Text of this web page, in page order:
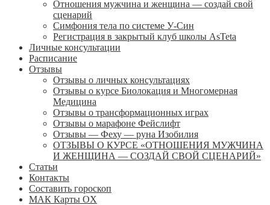
Отношения мужчина и женщина — создай свой
сценарий
Симфония тела по системе У-Син
Регистрация в закрытый клуб школы AsTeta
Личные консультации
Расписание
Отзывы
Отзывы о личных консультациях
Отзывы о курсе Биолокация и Многомерная
Медицина
Отзывы о трансформационных играх
Отзывы о марафоне Фейслифт
Отзывы — Феху — руна Изобилия
ОТЗЫВЫ О КУРСЕ «ОТНОШЕНИЯ МУЖЧИНА
И ЖЕНЩИНА — СОЗДАЙ СВОЙ СЦЕНАРИЙ»
Статьи
Контакты
Составить гороскоп
МАК Карты OХ